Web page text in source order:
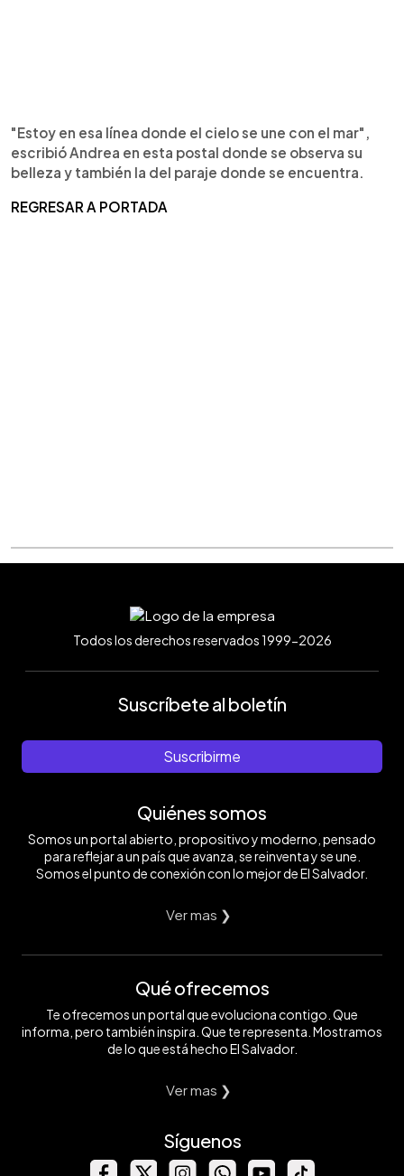
"Estoy en esa línea donde el cielo se une con el mar",
escribió Andrea en esta postal donde se observa su
belleza y también la del paraje donde se encuentra.
REGRESAR A PORTADA
Todos los derechos reservados 1999-2026
Suscríbete al boletín
Suscribirme
Quiénes somos
Somos un portal abierto, propositivo y moderno, pensado
para reflejar a un país que avanza, se reinventa y se une.
Somos el punto de conexión con lo mejor de El Salvador.
Ver mas ❯
Qué ofrecemos
Te ofrecemos un portal que evoluciona contigo. Que
informa, pero también inspira. Que te representa. Mostramos
de lo que está hecho El Salvador.
Ver mas ❯
Síguenos